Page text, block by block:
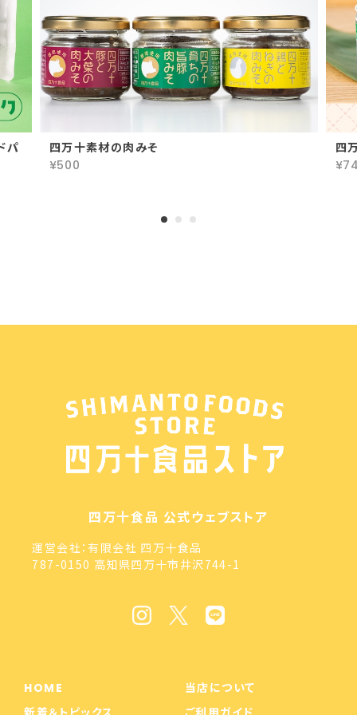
パ
四万十素材の肉みそ
¥500
四
四万十食品 公式ウェブストア
運営会社：有限会社 四万十食品
787-0150 高知県四万十市井沢744-1
HOME
当店について